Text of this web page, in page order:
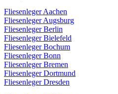
Fliesenleger Aachen
Fliesenleger Augsburg
Fliesenleger Berlin
Fliesenleger Bielefeld
Fliesenleger Bochum
Fliesenleger Bonn
Fliesenleger Bremen
Fliesenleger Dortmund
Fliesenleger Dresden